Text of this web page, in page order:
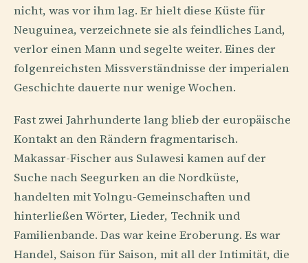
nicht, was vor ihm lag. Er hielt diese Küste für
Neuguinea, verzeichnete sie als feindliches Land,
verlor einen Mann und segelte weiter. Eines der
folgenreichsten Missverständnisse der imperialen
Geschichte dauerte nur wenige Wochen.
Fast zwei Jahrhunderte lang blieb der europäische
Kontakt an den Rändern fragmentarisch.
Makassar-Fischer aus Sulawesi kamen auf der
Suche nach Seegurken an die Nordküste,
handelten mit Yolngu-Gemeinschaften und
hinterließen Wörter, Lieder, Technik und
Familienbande. Das war keine Eroberung. Es war
Handel, Saison für Saison, mit all der Intimität, die